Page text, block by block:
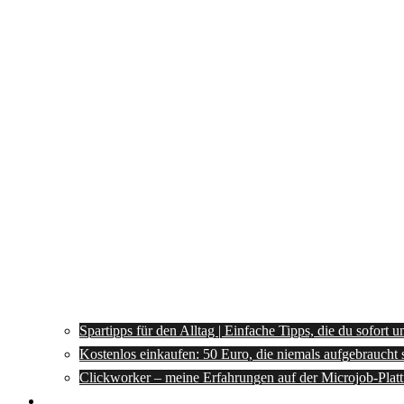
Spartipps für den Alltag | Einfache Tipps, die du sofort
Kostenlos einkaufen: 50 Euro, die niemals aufgebraucht
Clickworker – meine Erfahrungen auf der Microjob-